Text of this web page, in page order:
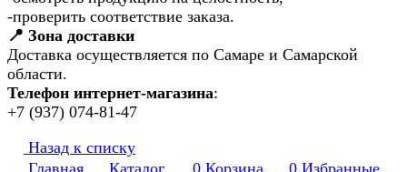
-проверить соответствие заказа.
📍 Зона доставки
Доставка осуществляется по Самаре и Самарской
области.
Телефон интернет-магазина:
+7 (937) 074-81-47
Назад к списку